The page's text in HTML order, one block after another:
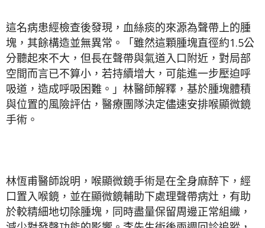
這名病患經檢查後發現，血絲痰的來源為聲帶上的腫
塊，其餘構造並無異常。「雖然這顆腫塊直徑約1.5公
分聽起來不大，但長在聲帶與氣道入口附近，對局部
空間而言已不算小，若持續增大，可能進一步壓迫呼
吸道，造成呼吸困難。」林醫師解釋，基於腫塊體積
與位置的風險評估，醫療團隊決定儘速安排喉顯微鏡
手術。
林恆甫醫師說明，喉顯微鏡手術是在全身麻醉下，經
口置入喉鏡，並在顯微鏡輔助下處理聲帶病灶，有助
於較精細地切除腫塊，同時盡量保留周邊正常組織，